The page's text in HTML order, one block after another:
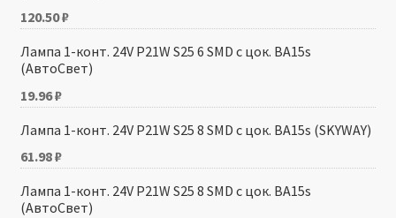
120.50₽
Лампа 1-конт. 24V P21W S25 6 SMD с цок. BA15s
(АвтоСвет)
19.96₽
Лампа 1-конт. 24V P21W S25 8 SMD с цок. BA15s (SKYWAY)
61.98₽
Лампа 1-конт. 24V P21W S25 8 SMD с цок. BA15s
(АвтоСвет)